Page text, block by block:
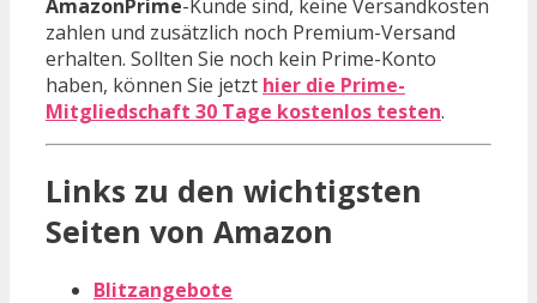
AmazonPrime-Kunde sind, keine Versandkosten
zahlen und zusätzlich noch Premium-Versand
erhalten. Sollten Sie noch kein Prime-Konto
haben, können Sie jetzt hier die Prime-
Mitgliedschaft 30 Tage kostenlos testen.
Links zu den wichtigsten
Seiten von Amazon
Blitzangebote